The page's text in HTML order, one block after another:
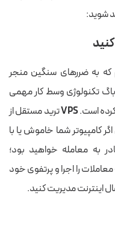
شوید:
که به ضررهای سنگین منجر
تکنولوژی وسط کار مهمی
است.VPSترید مستقل از
کامپیوتر شما خاموش یا با
به معامله خواهید بود؛
۲۴ ساعته و ۷ روز هفته معاملات را اجرا و پرتفوی خود
اینترنت مدیریت کنید.